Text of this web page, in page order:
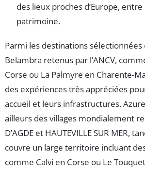
des lieux proches d’Europe,
patrimoine.
Parmi les destinations sélectionnées
Belambra retenus par l’ANCV,
Corse ou La Palmyre en Charente-
des expériences très appréciées
accueil et leurs infrastructures.
ailleurs des villages mondialement
D’AGDE et HAUTEVILLE SUR MER,
couvre un large territoire incluant
comme Calvi en Corse ou Le